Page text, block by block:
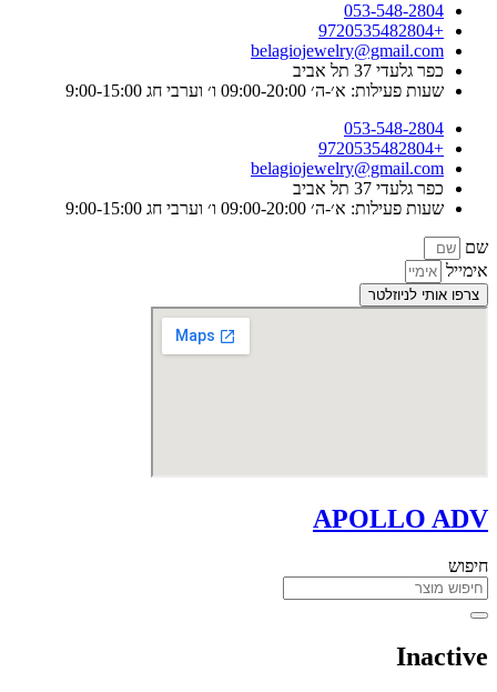
053-548-2804
+9720535482804
belagiojewelry@gmail.com
כפר גלעדי 37 תל אביב
שעות פעילות: א׳-ה׳ 09:00-20:00 ו׳ וערבי חג 9:00-15:00
053-548-2804
+9720535482804
belagiojewelry@gmail.com
כפר גלעדי 37 תל אביב
שעות פעילות: א׳-ה׳ 09:00-20:00 ו׳ וערבי חג 9:00-15:00
שם
אימייל
צרפו אותי לניוזלטר
APOLLO ADV
חיפוש
Inactive